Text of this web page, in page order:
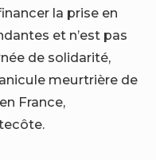
la prise en
et n’est pas
de solidarité,
meurtrière de
France,